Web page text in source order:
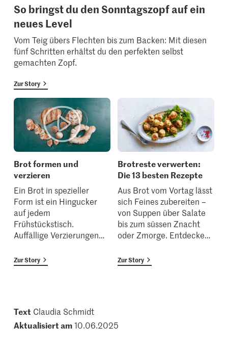
So bringst du den Sonntagszopf auf ein
neues Level
Vom Teig übers Flechten bis zum Backen: Mit diesen
fünf Schritten erhältst du den perfekten selbst
gemachten Zopf.
Zur Story
Brot formen und
verzieren
Ein Brot in spezieller
Form ist ein Hingucker
auf jedem
Frühstückstisch.
Auffällige Verzierungen…
Zur Story
Brotreste verwerten:
Die 13 besten Rezepte
Aus Brot vom Vortag lässt
sich Feines zubereiten –
von Suppen über Salate
bis zum süssen Znacht
oder Zmorge. Entdecke…
Zur Story
Text Claudia Schmidt
Aktualisiert am10.06.2025